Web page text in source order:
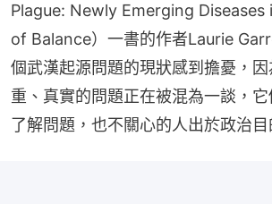
Plague: Newly Emerging Diseases
of Balance）一書的作者Laurie
個武漢起源問題的現狀感到擔憂，
重、真實的問題正在被混為一談，
了解問題，也不關心的人出於政治目